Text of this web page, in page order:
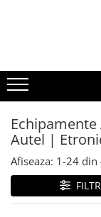
Autel |
Afiseaza: 1-24 din